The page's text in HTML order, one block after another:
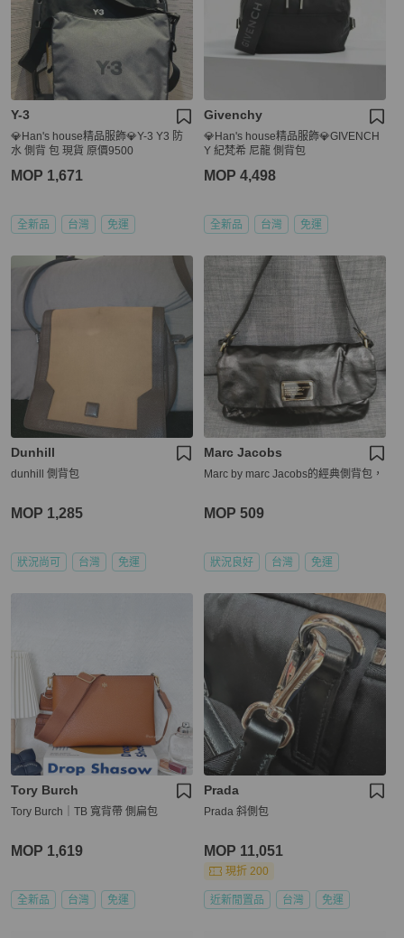
Y-3
💎Han's house精品服飾💎Y-3 Y3 防
水 側背 包 現貨 原價9500
MOP 1,671
全新品 台灣 免運
Givenchy
💎Han's house精品服飾💎GIVENCH
Y 紀梵希 尼龍 側背包
MOP 4,498
全新品 台灣 免運
Dunhill
dunhill 側背包
MOP 1,285
狀況尚可 台灣 免運
Marc Jacobs
Marc by marc Jacobs的經典側背包，
MOP 509
狀況良好 台灣 免運
Tory Burch
Tory Burch｜TB 寬背帶 側扁包
MOP 1,619
全新品 台灣 免運
Prada
Prada 斜側包
MOP 11,051
現折 200
近新閒置品 台灣 免運